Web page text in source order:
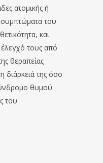
ατομικής ή
του
και
τους από
θεραπείας
διάρκειά της όσο
θυμού
του